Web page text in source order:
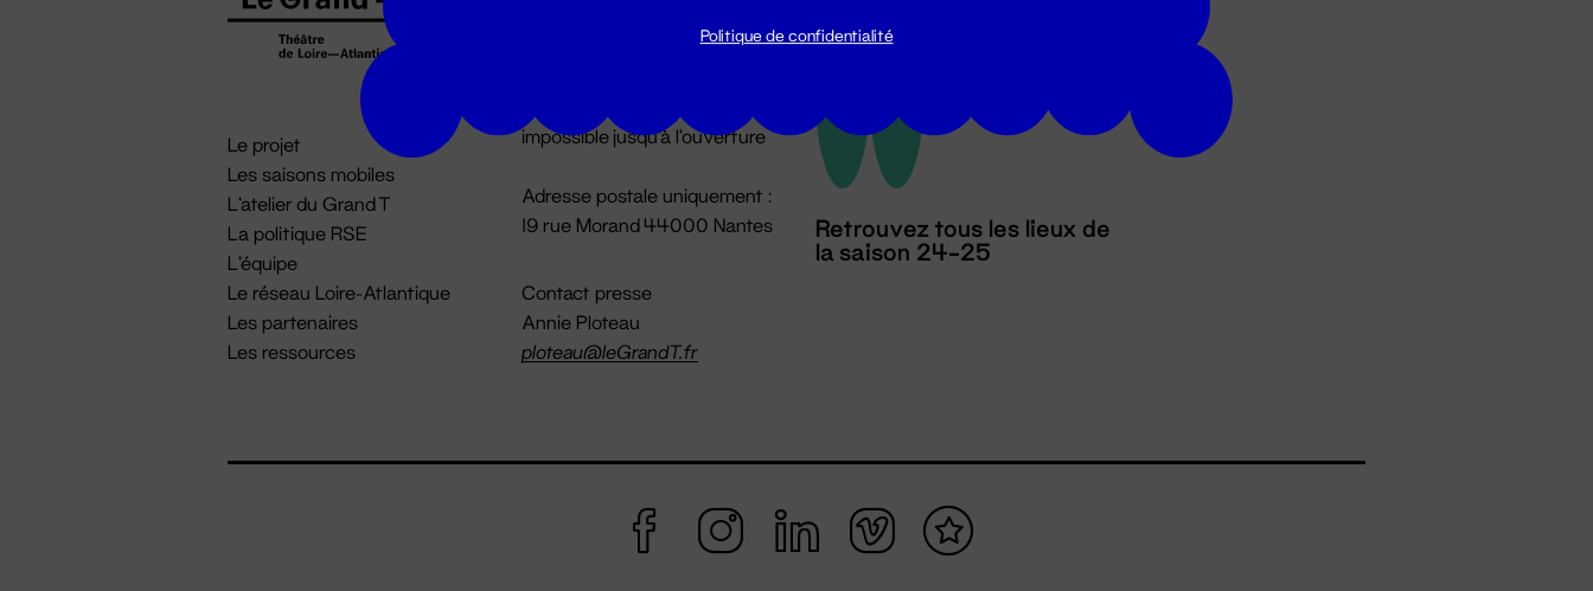
Le projet
Les saisons mobiles
L'atelier du Grand T
La politique RSE
L'équipe
Le réseau Loire-Atlantique
Les partenaires
Les ressources
billetterie@leGrandT.fr
impossible jusqu'à l'ouverture
Adresse postale uniquement :
19 rue Morand 44000 Nantes
Contact presse
Annie Ploteau
ploteau@leGrandT.fr
Retrouvez tous les lieux de
la saison 24-25
Politique de confidentialité